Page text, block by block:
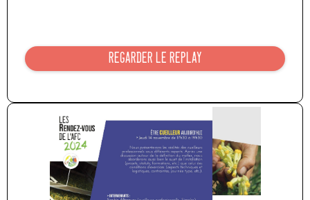
REGARDER LE REPLAY